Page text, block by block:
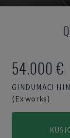
54.000 €
GINDUMACI
(Ex works)